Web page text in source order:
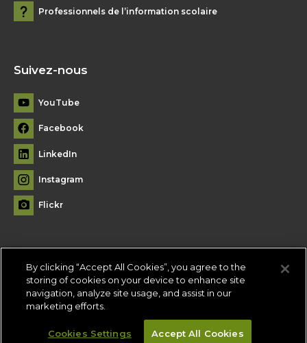
Professionnels de l’information scolaire
Suivez-nous
YouTube
Facebook
LinkedIn
Instagram
Flickr
Plan du site
Conditions d'utilisation
des témoins
By clicking “Accept All Cookies”, you agree to the
storing of cookies on your device to enhance site
navigation, analyze site usage, and assist in our
marketing efforts.
Cookies Settings Accept All Cookies